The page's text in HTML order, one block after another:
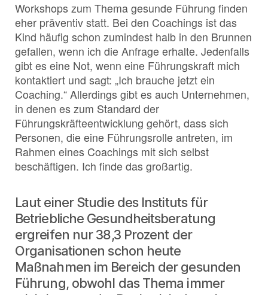
Workshops zum Thema gesunde Führung finden
eher präventiv statt. Bei den Coachings ist das
Kind häufig schon zumindest halb in den Brunnen
gefallen, wenn ich die Anfrage erhalte. Jedenfalls
gibt es eine Not, wenn eine Führungskraft mich
kontaktiert und sagt: „Ich brauche jetzt ein
Coaching.“ Allerdings gibt es auch Unternehmen,
in denen es zum Standard der
Führungskräfteentwicklung gehört, dass sich
Personen, die eine Führungsrolle antreten, im
Rahmen eines Coachings mit sich selbst
beschäftigen. Ich finde das großartig.
Laut einer Studie des Instituts für
Betriebliche Gesundheitsberatung
ergreifen nur 38,3 Prozent der
Organisationen schon heute
Maßnahmen im Bereich der gesunden
Führung, obwohl das Thema immer